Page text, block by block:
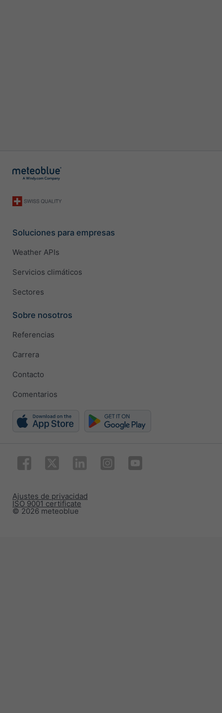
Soluciones para empresas
Weather APIs
Servicios climáticos
Sectores
Sobre nosotros
Referencias
Carrera
Contacto
Comentarios
© 2026 meteoblue
ISO 9001 certificate
Ajustes de privacidad